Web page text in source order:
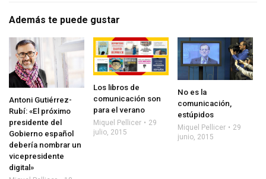
Además te puede gustar
Antoni Gutiérrez-
Rubí: «El próximo
presidente del
Gobierno español
debería nombrar un
vicepresidente
digital»
Los libros de
comunicación son
para el verano
Miquel Pellicer
29
julio, 2015
No es la
comunicación,
estúpidos
Miquel Pellicer
29
junio, 2015